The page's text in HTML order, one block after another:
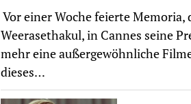
Vor einer Woche feierte
Weerasethakul, in Cannes seine
mehr eine außergewöhnliche
dieses…